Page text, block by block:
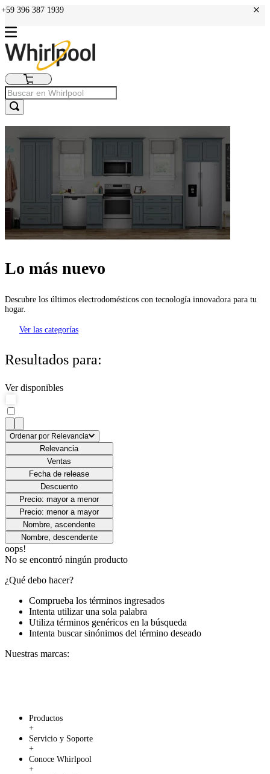
396 387 1939 +
Lo más nuevo
Descubre los últimos electrodomésticos con tecnología innovadora para tu
hogar.
Ver las categorías
Resultados para:
Ver disponibles
Ordenar por Relevancia
Relevancia
Ventas
Fecha de release
Descuento
Precio: mayor a menor
Precio: menor a mayor
Nombre, ascendente
Nombre, descendente
oops!
No se encontró ningún producto
¿Qué debo hacer?
Comprueba los términos ingresados
Intenta utilizar una sola palabra
Utiliza términos genéricos en la búsqueda
Intenta buscar sinónimos del término deseado
Nuestras marcas:
Productos
+
Servicio y Soporte
+
Conoce Whirlpool
+